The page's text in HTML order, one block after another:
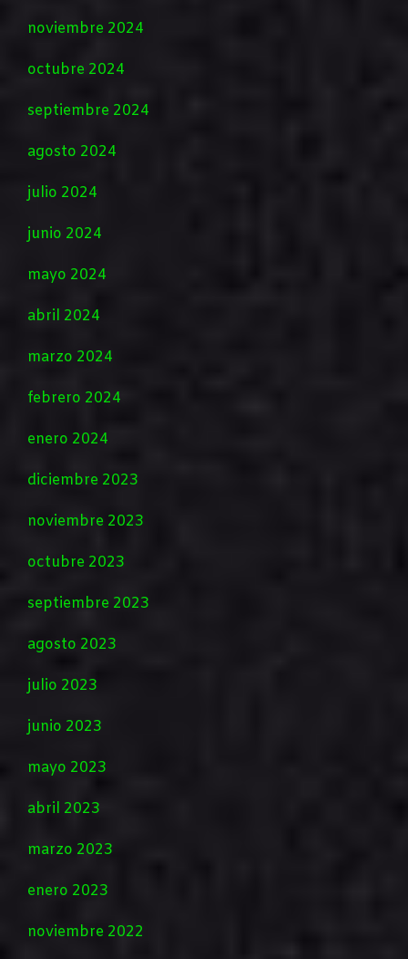
noviembre 2024
octubre 2024
septiembre 2024
agosto 2024
julio 2024
junio 2024
mayo 2024
abril 2024
marzo 2024
febrero 2024
enero 2024
diciembre 2023
noviembre 2023
octubre 2023
septiembre 2023
agosto 2023
julio 2023
junio 2023
mayo 2023
abril 2023
marzo 2023
enero 2023
noviembre 2022